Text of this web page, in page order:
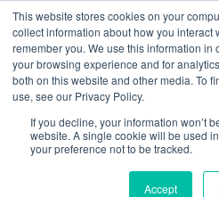
This website stores cookies on your
collect information about how you interact
remember you. We use this information in
your browsing experience and for
both on this website and other media. To
use, see our Privacy Policy.
If you decline, your information won’t
website. A single cookie will be used
your preference not to be tracked.
Accept